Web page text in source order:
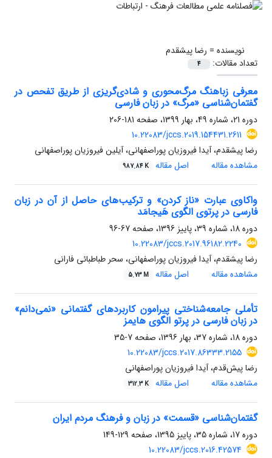
نویسنده = رضا پیشقدم
تعداد مقالات:
4
معرفی زباهنگ مرگ‌محوری و شادی‌گریزی از طریق تفحص در
گفتمان‌شناسی «مرگ» در زبان فارسی
دوره 21، شماره 49، بهار 1399، صفحه
181-206
10.22083/jccs.2019.154431.2611
رضا پیشقدم، آیدا فیروزیان پوراصفهانی، آیلین فیروزیان پوراصفهانی
مشاهده مقاله
اصل مقاله 987.84 K
واکاوی عبارت «ناز کردن» و ترکیب‌های حاصل از آن در زبان
فارسی در پرتوی الگوی هَیجامَد
دوره 18، شماره 39، پاییز 1396، صفحه
67-96
10.22083/jccs.2017.96182.2240
رضا پیشقدم، آیدا فیروزیان پوراصفهانی، سحر طباطبائی فارانی
مشاهده مقاله
اصل مقاله 5.73 M
تأملی جامعه‌شناختی پیرامون کاربردهای گفتمانی «نمی‌دانم»
در زبان فارسی در پرتو الگوی هایمز
دوره 18، شماره 37، بهار 1396، صفحه
7-35
10.22083/jccs.2017.86333.2155
رضا پیش‌قدم، آیدا فیروزیان پوراصفهانی
مشاهده مقاله
اصل مقاله 312.3 K
گفتمان‌شناسی «قسمت» در زبان و فرهنگ مردم ایران
دوره 17، شماره 35، پاییز 1395، صفحه
129-149
10.22083/jccs.2016.42574